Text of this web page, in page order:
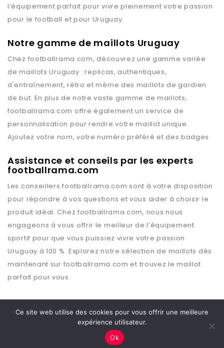
l’équipement parfait pour vivre pleinement votre passion
pour le football et pour Uruguay.
Notre gamme de maillots Uruguay
Chez footballrama.com, découvrez une gamme variée
de maillotsUruguay : replicas, authentiques,
d'entraînement, rétro et même des maillots de gardien
de but. En plus de notre vaste gamme de maillots,
footballrama.com offre également un service de
personnalisation pour rendre votre maillot unique.
Ajoutez votre nom, votre numéro préféré et des badges.
Assistance et conseils par les experts
footballrama.com
Les conseillersfootballrama.com sont à votre disposition
pour répondre à vos questions et vous aider à choisir le
produit idéal. Chez footballrama.com, nous nous
engageons à vous offrir le meilleur de l’équipement
sportif pour que vous puissiez vivre votre passion
Uruguay à 100 %. Explorez notre sélection de maillots dès
maintenant sur footballrama.com et trouvez le maillot
parfait pour vous.
Copyright © 2026 Footballrama
Ce site web utilise des cookies pour vous offrir une meilleure
expérience utilisateur.
Ok